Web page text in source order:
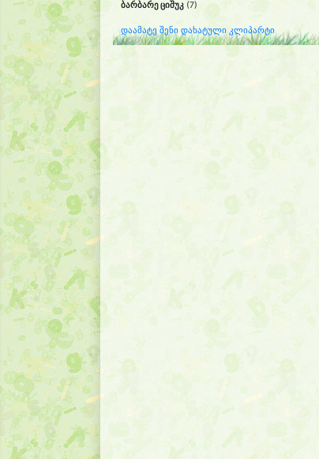
ბარბარე ციშუკ (7)
დაამატე შენი დახატული კლიპარტი